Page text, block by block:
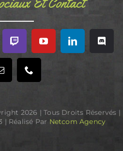
2026 | Tous Droits Réservés |
| Réalisé Par Netcom Agency